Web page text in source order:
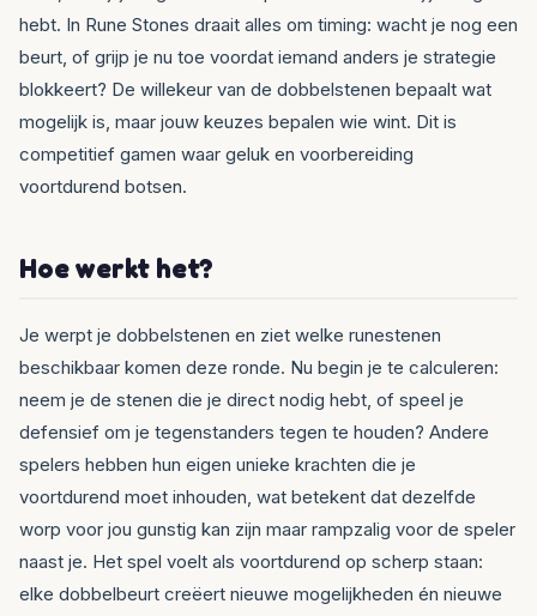
hebt. In Rune Stones draait alles om timing: wacht je nog een
beurt, of grijp je nu toe voordat iemand anders je strategie
blokkeert? De willekeur van de dobbelstenen bepaalt wat
mogelijk is, maar jouw keuzes bepalen wie wint. Dit is
competitief gamen waar geluk en voorbereiding
voortdurend botsen.
Hoe werkt het?
Je werpt je dobbelstenen en ziet welke runestenen
beschikbaar komen deze ronde. Nu begin je te calculeren:
neem je de stenen die je direct nodig hebt, of speel je
defensief om je tegenstanders tegen te houden? Andere
spelers hebben hun eigen unieke krachten die je
voortdurend moet inhouden, wat betekent dat dezelfde
worp voor jou gunstig kan zijn maar rampzalig voor de speler
naast je. Het spel voelt als voortdurend op scherp staan:
elke dobbelbeurt creëert nieuwe mogelijkheden én nieuwe